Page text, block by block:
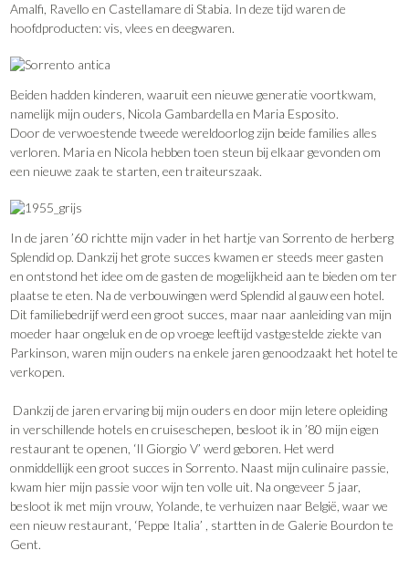
Amalfi, Ravello en Castellamare di Stabia. In deze tijd waren de
hoofdproducten: vis, vlees en deegwaren.
Beiden hadden kinderen, waaruit een nieuwe generatie voortkwam,
namelijk mijn ouders, Nicola Gambardella en Maria Esposito.
Door de verwoestende tweede wereldoorlog zijn beide families alles
verloren. Maria en Nicola hebben toen steun bij elkaar gevonden om
een nieuwe zaak te starten, een traiteurszaak.
In de jaren ’60 richtte mijn vader in het hartje van Sorrento de herberg
Splendid op. Dankzij het grote succes kwamen er steeds meer gasten
en ontstond het idee om de gasten de mogelijkheid aan te bieden om ter
plaatse te eten. Na de verbouwingen werd Splendid al gauw een hotel.
Dit familiebedrijf werd een groot succes, maar naar aanleiding van mijn
moeder haar ongeluk en de op vroege leeftijd vastgestelde ziekte van
Parkinson, waren mijn ouders na enkele jaren genoodzaakt het hotel te
verkopen.
Dankzij de jaren ervaring bij mijn ouders en door mijn letere opleiding
in verschillende hotels en cruiseschepen, besloot ik in ’80 mijn eigen
restaurant te openen, ‘Il Giorgio V’ werd geboren. Het werd
onmiddellijk een groot succes in Sorrento. Naast mijn culinaire passie,
kwam hier mijn passie voor wijn ten volle uit. Na ongeveer 5 jaar,
besloot ik met mijn vrouw, Yolande, te verhuizen naar België, waar we
een nieuw restaurant, ‘Peppe Italia’ , startten in de Galerie Bourdon te
Gent.